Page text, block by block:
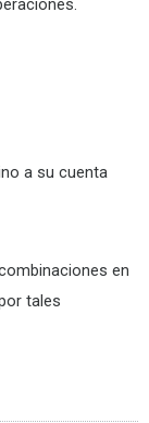
a su cuenta
en
tales